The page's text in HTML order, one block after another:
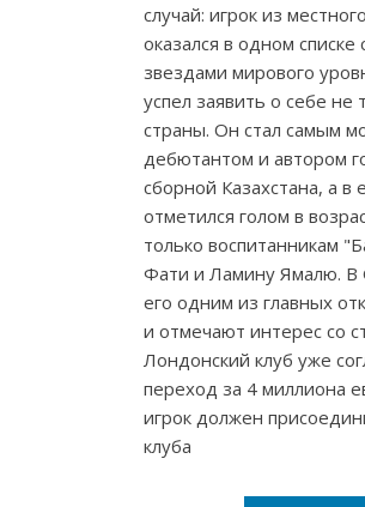
случай: игрок из
оказался в одном
звездами мирового
успел заявить о себе не
страны. Он стал самым
дебютантом и автором
сборной Казахстана, а в
отметился голом в
только воспитанникам
Фати и Ламину Ямалю. В
его одним из главных
и отмечают интерес со
Лондонский клуб уже
переход за 4 миллиона
игрок должен
клуба